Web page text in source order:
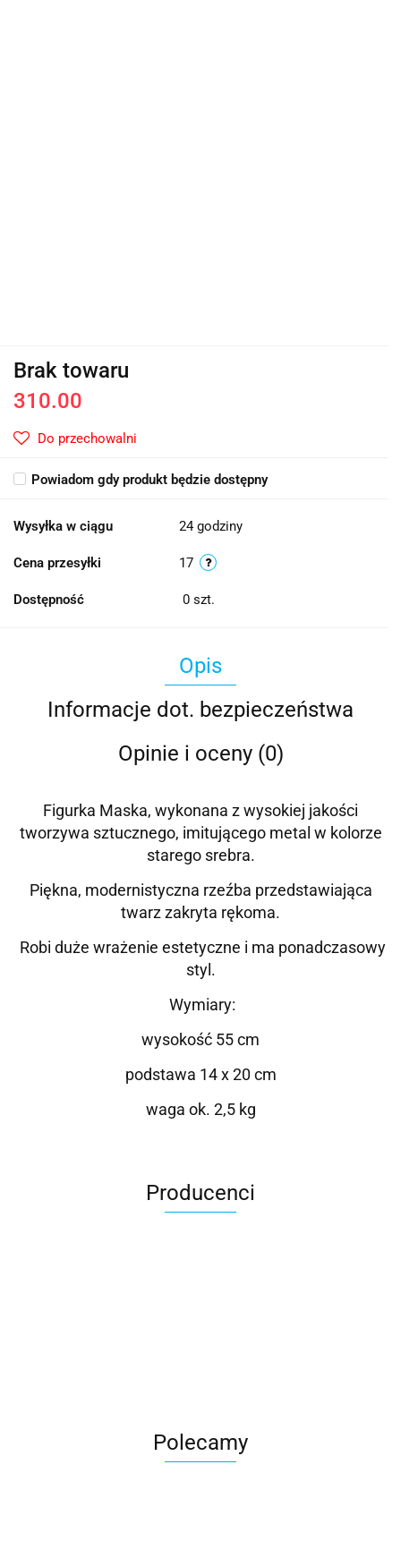
Brak towaru
310.00
Do przechowalni
Powiadom gdy produkt będzie dostępny
Wysyłka w ciągu 24 godziny
Cena przesyłki 17
Dostępność 0 szt.
Opis
Informacje dot. bezpieczeństwa
Opinie i oceny (0)
Figurka Maska, wykonana z wysokiej jakości
tworzywa sztucznego, imitującego metal w kolorze
starego srebra.
Piękna, modernistyczna rzeźba przedstawiająca
twarz zakryta rękoma.
Robi duże wrażenie estetyczne i ma ponadczasowy
styl.
Wymiary:
wysokość 55 cm
podstawa 14 x 20 cm
waga ok. 2,5 kg
Producenci
Polecamy